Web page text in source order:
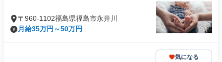
〒960-1102福島県福島市永井川
月給35万円～50万円
気になる